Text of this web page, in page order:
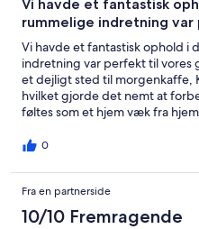
Vi havde et fantastisk
rummelige indretning var
Vi havde et fantastisk ophold i
indretning var perfekt til vores
et dejligt sted til morgenkaffe,
hvilket gjorde det nemt at
føltes som et hjem væk fra
0
Fra en partnerside
10/10 Fremragende